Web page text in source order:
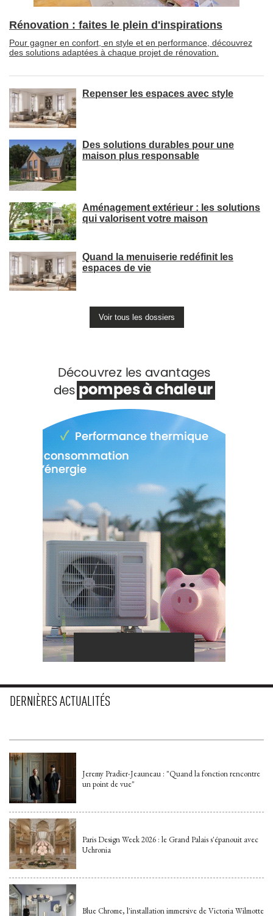
Rénovation : faites le plein d'inspirations
Pour gagner en confort, en style et en performance, découvrez
des solutions adaptées à chaque projet de rénovation.
Repenser les espaces avec style
Des solutions durables pour une
maison plus responsable
Aménagement extérieur : les solutions
qui valorisent votre maison
Quand la menuiserie redéfinit les
espaces de vie
Voir tous les dossiers
DERNIÈRES ACTUALITÉS
Jeremy Pradier-Jeauneau : "Quand la fonction rencontre
un point de vue"
Paris Design Week 2026 : le Grand Palais s'épanouit avec
Uchronia
Blue Chrome, l'installation immersive de Victoria Wilmotte